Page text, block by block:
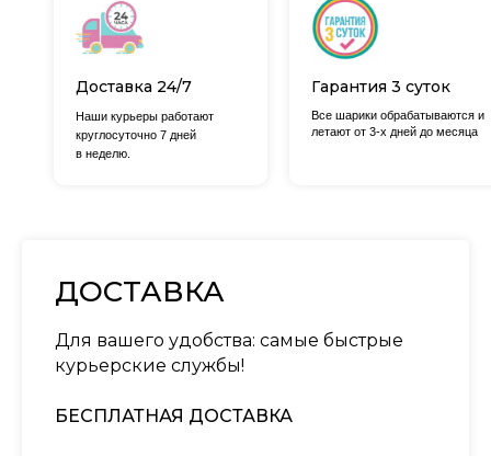
Доставка 24/7
Все шарики обрабатываются и
летают от 3-х дней до месяца
Наши курьеры работают
круглосуточно 7 дней
в неделю.
Гарантия 3 суток
ДОСТАВКА
Для вашего удобства: самые быстрые
курьерские службы!
БЕСПЛАТНАЯ ДОСТАВКА